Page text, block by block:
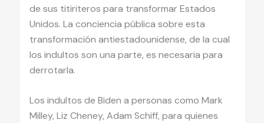
de sus titiriteros para transformar Estados
Unidos. La conciencia pública sobre esta
transformación antiestadounidense, de la cual
los indultos son una parte, es necesaria para
derrotarla.
Los indultos de Biden a personas como Mark
Milley, Liz Cheney, Adam Schiff, para quienes